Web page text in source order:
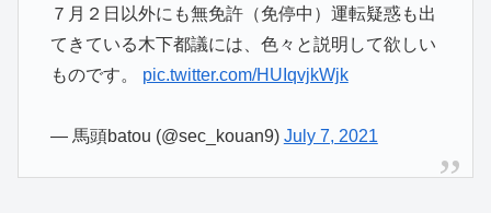
７月２日以外にも無免許（免停中）運転疑惑も出
てきている木下都議には、色々と説明して欲しい
ものです。 pic.twitter.com/HUIqvjkWjk
— 馬頭batou (@sec_kouan9) July 7, 2021